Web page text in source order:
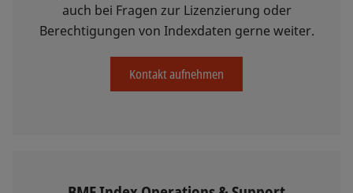
auch bei Fragen zur Lizenzierung oder
Berechtigungen von Indexdaten gerne weiter.
Kontakt aufnehmen